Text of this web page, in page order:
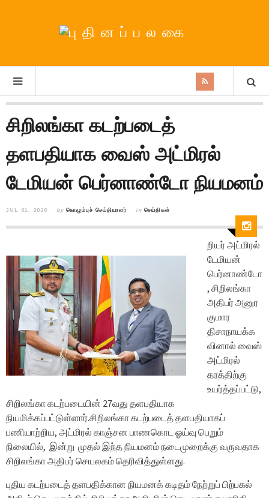
சிறிலங்கா கடற்படைத்
தளபதியாக வைஸ் அட்மிரல்
டேமியன் பெர்னாண்டோ நியமனம்
JUL 01, 2026 by கொழும்புச் செய்தியாளர் in செய்திகள்
றியர் அட்மிரல்
டேமியன்
பெர்னாண்டோ
, சிறிலங்கா
அதிபர் அனுர
குமார
திசாநாயக்க
வினால் வைஸ்
அட்மிரல்
தரத்திற்கு
உயர்த்தப்பட்டு,
சிறிலங்கா கடற்படையின் 27வது தளபதியாக
நியமிக்கப்பட்டுள்ளார்.சிறிலங்கா கடற்படைத் தளபதியாகப்
பணியாற்றிய, அட்மிரல் காஞ்சன பாணகொட ஓய்வு பெறும்
நிலையில், இன்று முதல் இந்த நியமனம் நடைமுறைக்கு வருவதாக
சிறிலங்கா அதிபர் செயலகம் தெரிவித்துள்ளது.
புதிய கடற்படைத் தளபதிக்கான நியமனக் கடிதம் நேற்றுப் பிற்பகல்